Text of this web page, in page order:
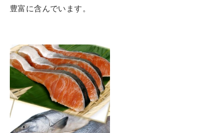
豊富に含んでいます。